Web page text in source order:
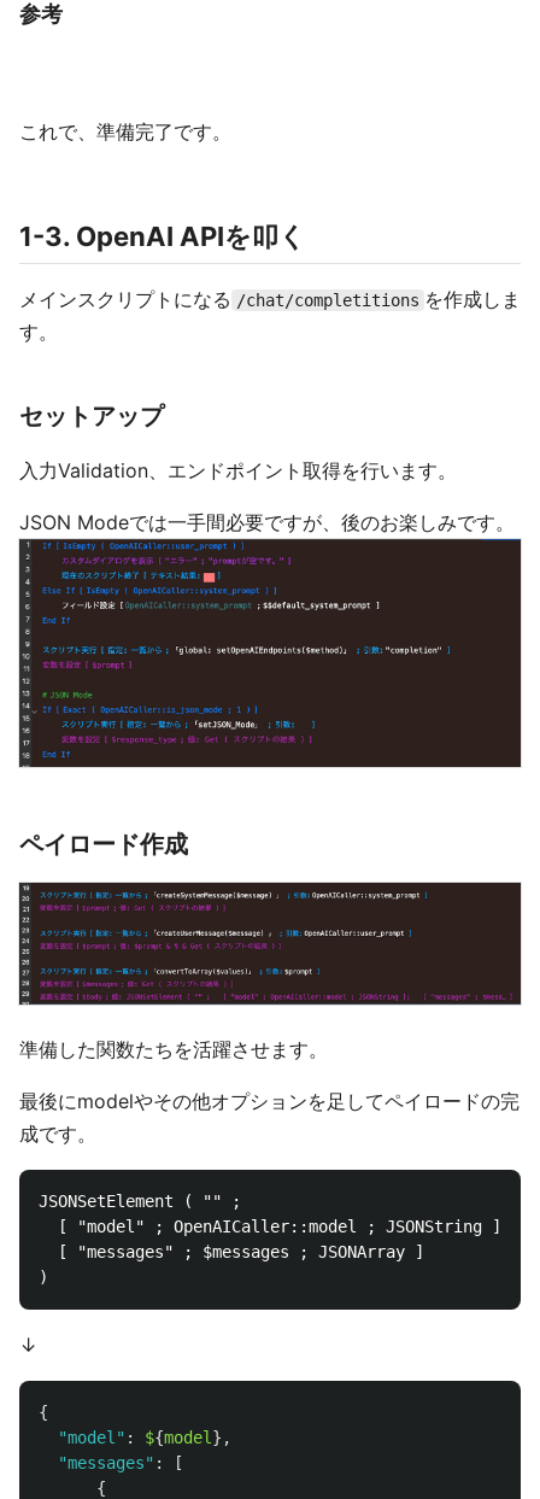
参考
これで、準備完了です。
1-3. OpenAI APIを叩く
メインスクリプトになる /chat/completitions を作成しま
す。
セットアップ
入力Validation、エンドポイント取得を行います。
JSON Modeでは一手間必要ですが、後のお楽しみです。
ペイロード作成
準備した関数たちを活躍させます。
最後にmodelやその他オプションを足してペイロードの完
成です。
JSONSetElement ( "" ;
  [ "model" ; OpenAICaller::model ; JSONString ];
  [ "messages" ; $messages ; JSONArray ]
↓
{
"model " : ${model },
"messages" :
[
{